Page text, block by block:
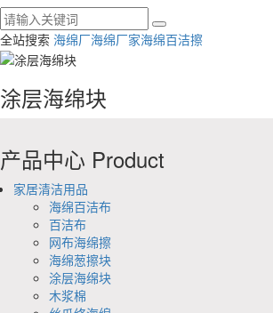
全站搜索 海绵厂海绵厂家海绵百洁擦
涂层海绵块
产品中心 Product
家居清洁用品
海绵百洁布
百洁布
网布海绵擦
海绵葱擦块
涂层海绵块
木浆棉